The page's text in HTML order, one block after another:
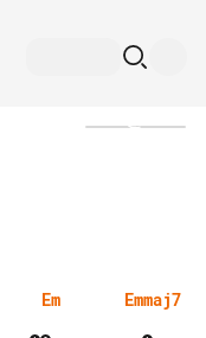
Em Emmaj7